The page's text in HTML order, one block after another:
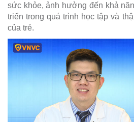
sức khỏe, ảnh hưởng đến khả
triển trong quá trình học tập và
của trẻ.